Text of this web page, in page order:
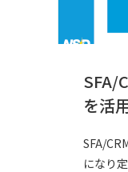
SFA/
を活
SFA/
になり